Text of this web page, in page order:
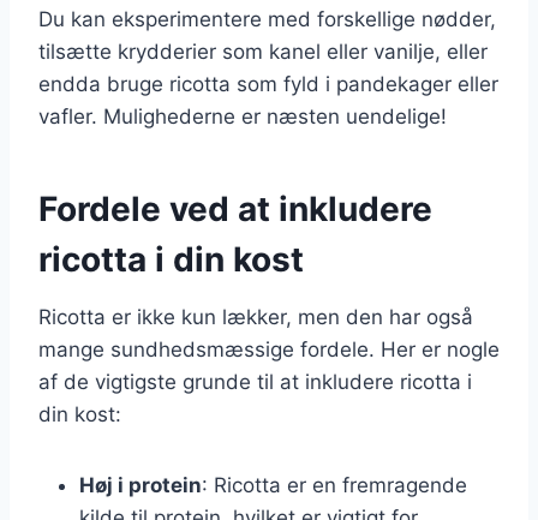
Du kan eksperimentere med forskellige nødder,
tilsætte krydderier som kanel eller vanilje, eller
endda bruge ricotta som fyld i pandekager eller
vafler. Mulighederne er næsten uendelige!
Fordele ved at inkludere
ricotta i din kost
Ricotta er ikke kun lækker, men den har også
mange sundhedsmæssige fordele. Her er nogle
af de vigtigste grunde til at inkludere ricotta i
din kost:
Høj i protein: Ricotta er en fremragende